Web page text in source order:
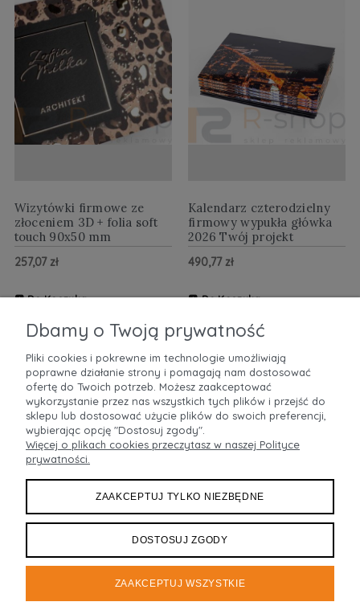
Wizytówki firmowe ze
złoceniem 3D + folia soft
touch 90x50 mm
257,07 zł
Do Koszyka
Kalendarz czterodzielny
firmowy wypukła główka
2026 Twój projekt
490,77 zł
Do Koszyka
POMOC
MOJE KONTO
INFORMACJE
O NAS
Dbamy o Twoją prywatność
Pliki cookies i pokrewne im technologie umożliwiają
poprawne działanie strony i pomagają nam dostosować
ofertę do Twoich potrzeb. Możesz zaakceptować
wykorzystanie przez nas wszystkich tych plików i przejść do
sklepu lub dostosować użycie plików do swoich preferencji,
wybierając opcję "Dostosuj zgody".
Więcej o plikach cookies przeczytasz w naszej Polityce
prywatności.
ZAAKCEPTUJ TYLKO NIEZBĘDNE
DOSTOSUJ ZGODY
ZAAKCEPTUJ WSZYSTKIE